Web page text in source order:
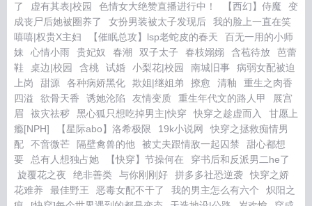
了
虚有其表|校园 色情女大绝赞直播进行中！ 【西幻】侍魔
变
成丧尸后她被圈养了
女扮男装被太子发现后
我的脸上一直在笑
嘻嘻|权贵X主妇
【催眠总攻】lsp老蛇皮的春天
百无一用的小师
妹
心情小雨 贵妃奴 春潮 双子太子 春枝嫋嫋 含苞待放
芭蕾
鞋
桌边|校园 含桃 试婚 小梨花|校园 南城旧事
病弱女配被迫
上岗
甜源 各种病娇黑化 欺姐|继姐弟 撩愈 清釉
重生之肉香
四溢
欲骨天香 诱她沦陷 友情变质 重生年代文的路人甲
展宫
眉
袚灾祛秽 黑心狐只想吃掉男主|快穿 快穿之趁虚而入
甘愿上
瘾[NPH]
【星际abo】洛希极限 19k小说网
快穿之拯救痴情男
配
不啻微芒 隔壁禽兽的他 被丈夫跟情敌一起囚禁
甜心都想
要
总有人想独占她 【快穿】节操何在
穿书后和反派男二he了
旋覆花之夜
绝非善类 与你刚刚好 拼多多社恐逆袭
快穿之娇
花难养
最佳野王 恶毒女配不干了 我的男主怎么有六个
炽阳之